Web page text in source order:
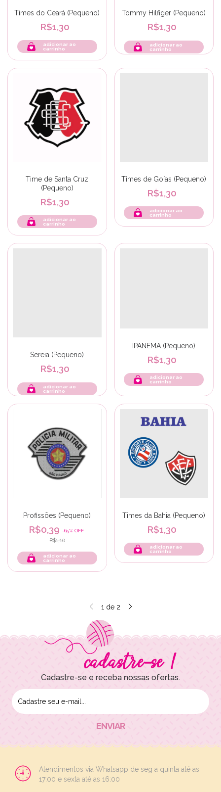
Times do Ceará (Pequeno)
R$1,30
adicionar ao
carrinho
Tommy Hilfiger (Pequeno)
R$1,30
Time de Santa Cruz
(Pequeno)
R$1,30
adicionar ao
carrinho
Times de Goías (Pequeno)
R$1,30
adicionar ao
carrinho
Sereia (Pequeno)
R$1,30
IPANEMA (Pequeno)
R$1,30
adicionar ao
carrinho
Profissões (Pequeno)
R$0,39 -65% OFF
R$1,10
adicionar ao
carrinho
Times da Bahia (Pequeno)
R$1,30
adicionar ao
carrinho
1 de 2
Cadastre-se e receba nossas ofertas.
Atendimentos via Whatsapp de seg a quinta até as
17:00 e sexta até as 16:00